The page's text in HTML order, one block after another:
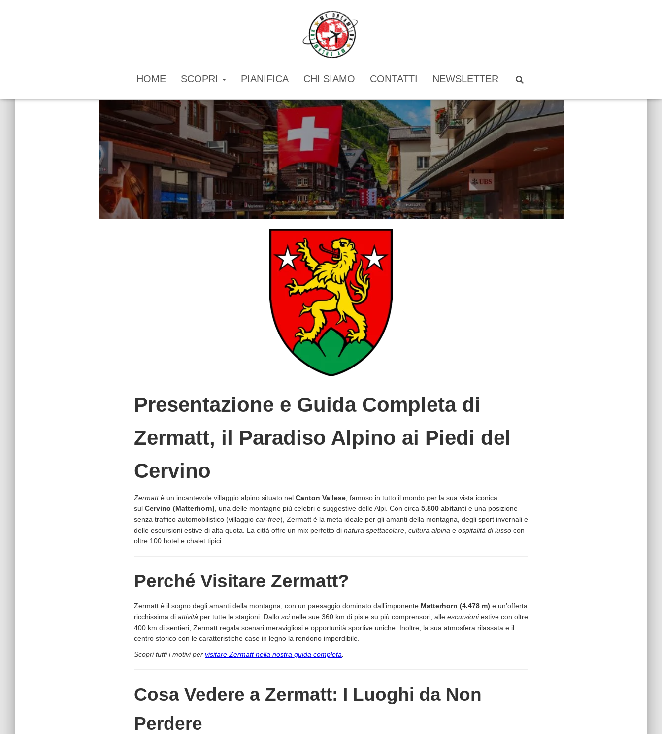
HOME SCOPRI PIANIFICA CHI SIAMO CONTATTI NEWSLETTER
Presentazione e Guida Completa di
Zermatt, il Paradiso Alpino ai Piedi del
Cervino
Zermatt è un incantevole villaggio alpino situato nel Canton Vallese , famoso in tutto il mondo per la sua vista iconica
sul Cervino (Matterhorn) , una delle montagne più celebri e suggestive delle Alpi. Con circa 5.800 abitanti e una posizione
senza traffico automobilistico (villaggio car-free), Zermatt è la meta ideale per gli amanti della montagna, degli sport invernali e
delle escursioni estive di alta quota. La città offre un mix perfetto di natura spettacolare cultura alpina e ospitalità di lusso con
oltre 100 hotel e chalet tipici.
Perché Visitare Zermatt?
Zermatt è il sogno degli amanti della montagna, con un paesaggio dominato dall’imponente Matterhorn (4.478 m) e un’offerta
ricchissima di attività per tutte le stagioni. Dallo sci nelle sue 360 km di piste su più comprensori, alle escursioni estive con oltre
400 km di sentieri, Zermatt regala scenari meravigliosi e opportunità sportive uniche. Inoltre, la sua atmosfera rilassata e il
centro storico con le caratteristiche case in legno la rendono imperdibile.
Scopri tutti i motivi per visitare Zermatt nella nostra guida completa
Cosa Vedere a Zermatt: I Luoghi da Non
Perdere